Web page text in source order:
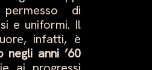
di
e uniformi. Il
infatti, è
anni ’60